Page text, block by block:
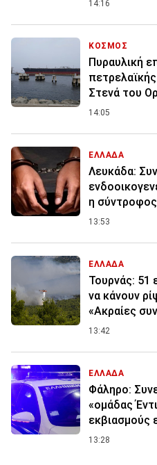
14:16
ΚΟΣΜΟΣ
Πυραυλική
Στενά του
14:05
ΕΛΛΑΔΑ
Λευκάδα:
η
13:53
ΕΛΛΑΔΑ
Τουρνάς: 51
να κάνουν
«Ακραίες
13:42
ΕΛΛΑΔΑ
Φάληρο:
«ομάδας
εκβιασμούς
13:28